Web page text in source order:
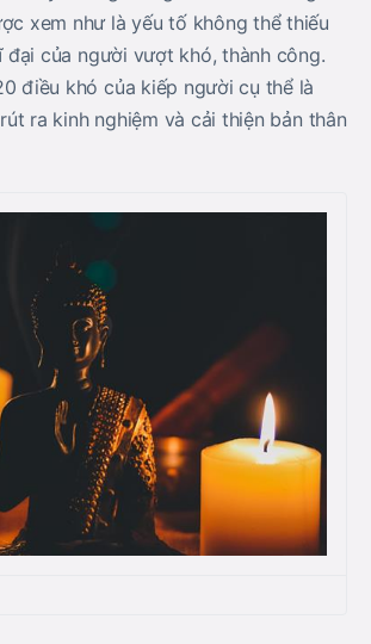
xem như là yếu tố không thể thiếu
đại của người vượt khó, thành công.
điều khó của kiếp người cụ thể là
ra kinh nghiệm và cải thiện bản thân